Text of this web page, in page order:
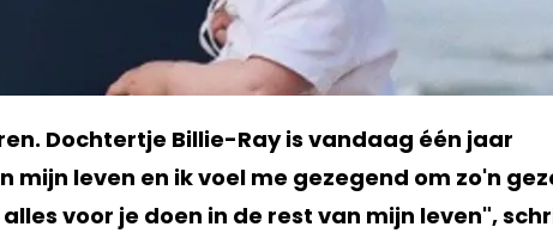
Dochtertje Billie-Ray is vandaag één jaar
mijn leven en ik voel me gezegend om zo'n
voor je doen in de rest van mijn leven",